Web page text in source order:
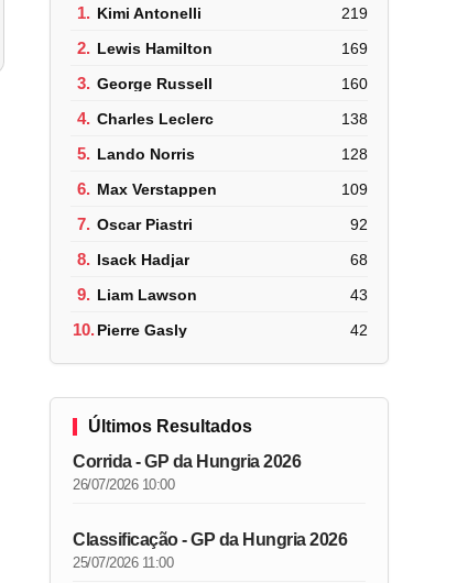
1. Kimi Antonelli 219
2. Lewis Hamilton 169
3. George Russell 160
4. Charles Leclerc 138
5. Lando Norris 128
6. Max Verstappen 109
7. Oscar Piastri 92
8. Isack Hadjar 68
9. Liam Lawson 43
10.Pierre Gasly 42
Últimos Resultados
Corrida - GP da Hungria 2026
26/07/2026 10:00
Classificação - GP da Hungria 2026
25/07/2026 11:00